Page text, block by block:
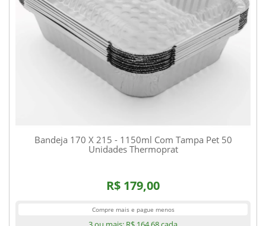
Bandeja 170 X 215 - 1150ml Com Tampa Pet 50
Unidades Thermoprat
R$ 179,00
Compre mais e pague menos